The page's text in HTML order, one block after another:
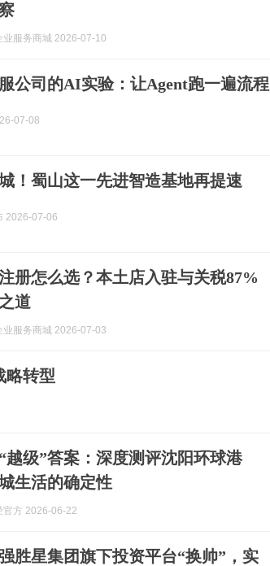
业服务商城 2026-07-10
公司的AI实验：让Agent跑一遍流程
07-08
！蜀山这一先进智造基地再提速
2026-07-06
册怎么选？本土店入驻与关税87%
道
业服务商城 2026-07-03
略转型
越级”答案：深度测评沈阳环球港
生活的确定性
官方 2026-06-22
胜星集团旗下投资平台“换帅”，实